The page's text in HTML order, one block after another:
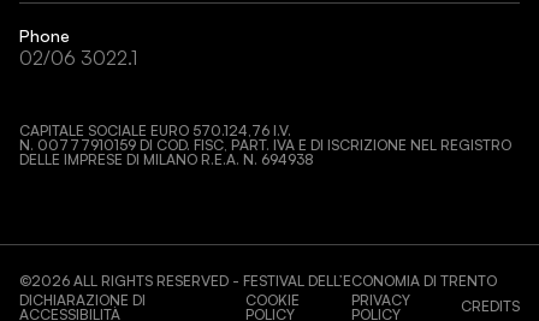
Phone
02/06 3022.1
CAPITALE SOCIALE EURO 570.124,76 I.V.
N. 00777910159 DI COD. FISC, PART. IVA E DI ISCRIZIONE NEL REGISTRO
DELLE IMPRESE DI MILANO R.E.A. N. 694938
©2026 ALL RIGHTS RESERVED - FESTIVAL DELL’ECONOMIA DI TRENTO
DICHIARAZIONE DI
ACCESSIBILITÀ
COOKIE
POLICY
PRIVACY
POLICY
CREDITS